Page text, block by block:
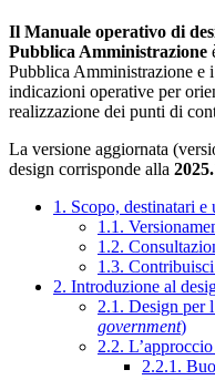
Il Manuale operativo di
Pubblica Amministrazione
Pubblica Amministrazione e
indicazioni operative per
realizzazione dei punti di
La versione aggiornata
design corrisponde alla
1. Scopo, destinatari
1.1.
1.2.
1.3.
2. Introduzione al
2.1. Design per
government)
2.2.
2.2.1.